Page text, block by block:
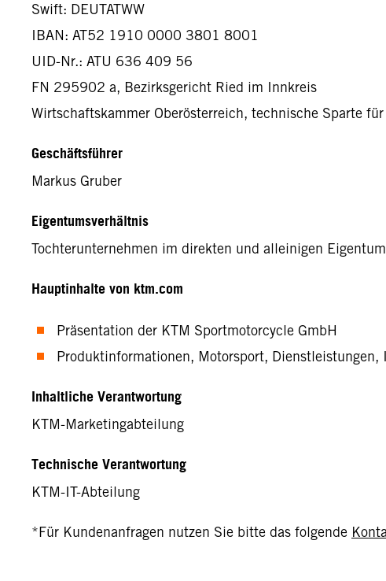
Swift: DEUTATWW
IBAN: AT52 1910 0000 3801 8001
UID-Nr.: ATU 636 409 56
FN 295902 a, Bezirksgericht Ried im Innkreis
Wirtschaftskammer Oberösterreich, technische Sparte
Geschäftsführer
Markus Gruber
Eigentumsverhältnis
Tochterunternehmen im direkten und alleinigen
Hauptinhalte von ktm.com
Präsentation der KTM Sportmotorcycle GmbH
Produktinformationen, Motorsport, Dienstleistungen,
Inhaltliche Verantwortung
KTM-Marketingabteilung
Technische Verantwortung
KTM-IT-Abteilung
*Für Kundenanfragen nutzen Sie bitte das folgende